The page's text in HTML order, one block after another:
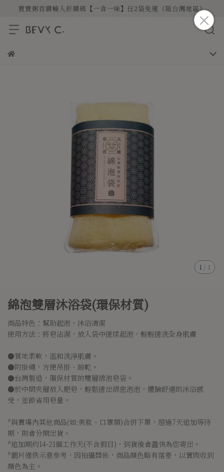
1 / 1
綿泡雙層沐浴袋(環保材質)
商品特色：幫助起泡，沐浴清潔
使用方法：將皂沾濕，放入袋中搓揉起泡，輕輕搓洗全身肌膚
●質地柔軟，溫和洗淨肌膚。
●附掛繩，方便吊掛、晾乾。
●台灣製造，環保材質的雙層綿泡皂袋。
●於中間夾層放入肥皂，輕鬆搓出綿密泡泡，體驗舒適的沐浴感
受，並節省用皂量。
*與賣場內其他商品(如:美妝、口罩類)合併下單，超過7天追加等待
期，則會分開出貨。
*追加期約14-21個工作天(不含假日)，到貨後會盡快為您寄出。
*圖片僅供示意參考，因拍攝關係，商品顏色略有落差，以實際收到
顏色為主。